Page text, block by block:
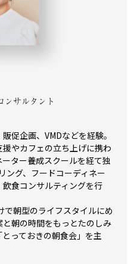
サルタント
促企画、VMDなどを経験。
やカフェの立ち上げに携わ
ター養成スクールを経て独
ング、フードコーディネー
食コンサルティングを行
で朝型のライフスタイルにめ
朝の時間をもっとたのしみ
っておきの朝食会」を主